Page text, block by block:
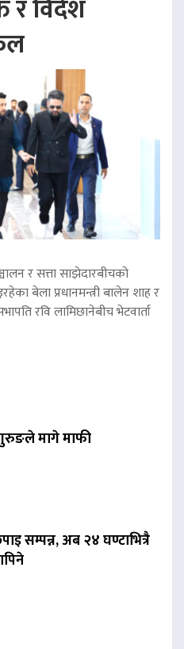
र विदेश
र सत्ता साझेदारबीचको
बेला प्रधानमन्त्री बालेन शाह र
रवि लामिछानेबीच भेटवार्ता
मागे माफी
सम्पन्न, अब २४ घण्टाभित्रै